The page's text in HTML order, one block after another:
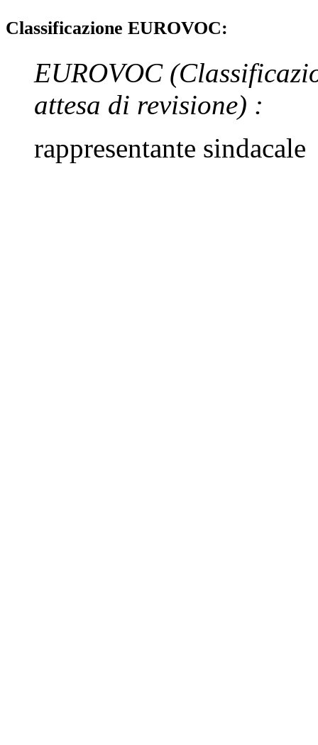
Classificazione EUROVOC:
EUROVOC
attesa di revisione) :
rappresentante sindacale